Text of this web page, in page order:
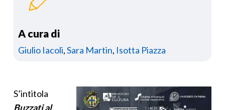
A cura di
Giulio Iacoli,Sara Martin, Isotta Piazza
S’intitola
Buzzati al